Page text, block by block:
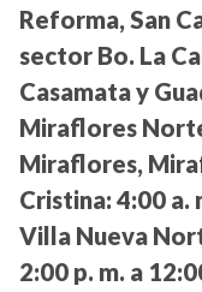
Reforma, San
sector Bo. La
Casamata y
Miraflores
Miraflores,
Cristina: 4:00 a.
Villa Nueva
2:00 p. m. a